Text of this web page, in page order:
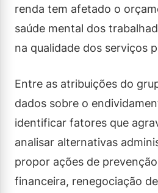
renda tem afetado o
saúde mental dos
na qualidade dos serviços
Entre as atribuições do
dados sobre o
identificar fatores que
analisar alternativas
propor ações de
financeira, renegociação